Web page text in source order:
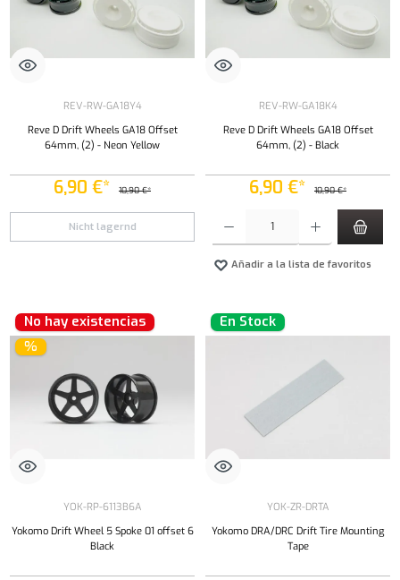
REV-RW-GA18Y4
Reve D Drift Wheels GA18 Offset
64mm, (2) - Neon Yellow
6,90 €* 10,90 €*
Nicht lagernd
REV-RW-GA18K4
Reve D Drift Wheels GA18 Offset
64mm, (2) - Black
6,90 €* 10,90 €*
Añadir a la lista de favoritos
No hay existencias
%
YOK-RP-6113B6A
Yokomo Drift Wheel 5 Spoke 01 offset 6
Black
En Stock
YOK-ZR-DRTA
Yokomo DRA/DRC Drift Tire Mounting
Tape